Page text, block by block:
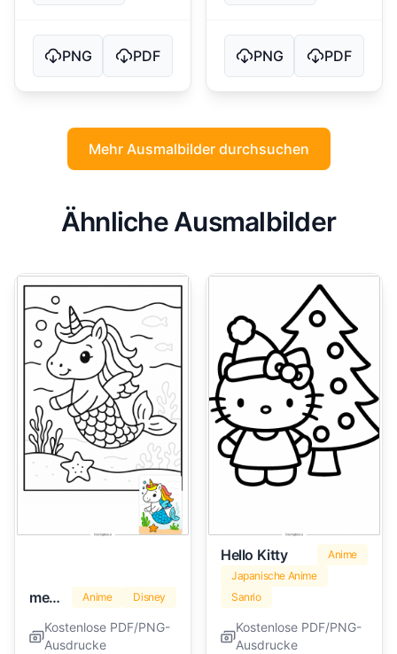
PNG PDF PNG PDF
Mehr Ausmalbilder durchsuchen
Ähnliche Ausmalbilder
meerjungfrau Anime Disney
Kostenlose PDF/PNG-
Ausdrucke
Hello Kitty
Anime
Japanische Anime
Sanrio
Kostenlose PDF/PNG-
Ausdrucke